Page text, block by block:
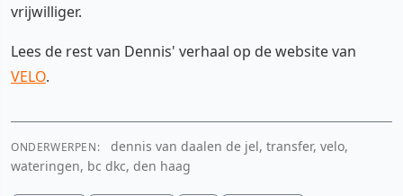
vrijwilliger.
Lees de rest van Dennis' verhaal op de website van
VELO.
ONDERWERPEN:
dennis van daalen de jel, transfer, velo,
wateringen, bc dkc, den haag